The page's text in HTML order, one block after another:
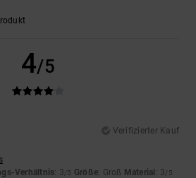
4/5
Verifizierter Kauf
Verhältnis: 3/5 Größe: Groß Material : 3/5